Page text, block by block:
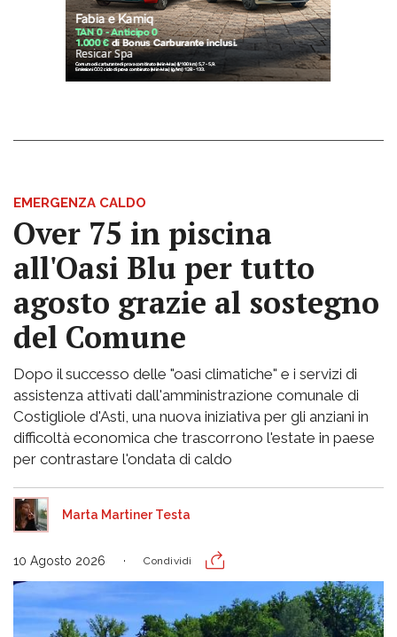
EMERGENZA CALDO
Over 75 in piscina
all'Oasi Blu per tutto
agosto grazie al sostegno
del Comune
Dopo il successo delle "oasi climatiche" e i servizi di
assistenza attivati dall'amministrazione comunale di
Costigliole d'Asti, una nuova iniziativa per gli anziani in
difficoltà economica che trascorrono l'estate in paese
per contrastare l'ondata di caldo
Marta Martiner Testa
10 Agosto 2026 Condividi